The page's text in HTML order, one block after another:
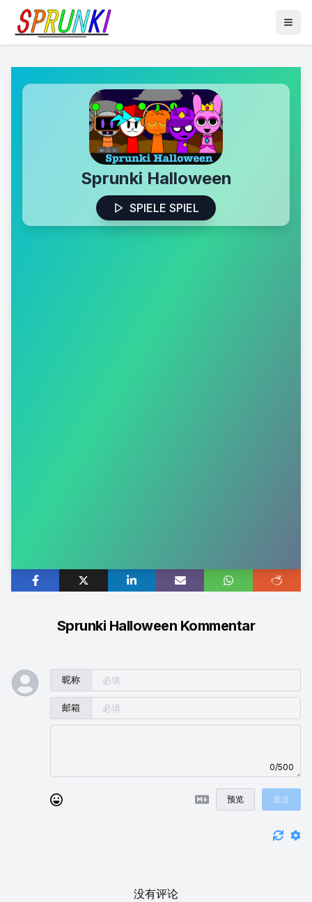
Sprunki Halloween
SPIELE SPIEL
Sprunki Halloween Kommentar
昵称
邮箱
0/500
预览 发送
没有评论